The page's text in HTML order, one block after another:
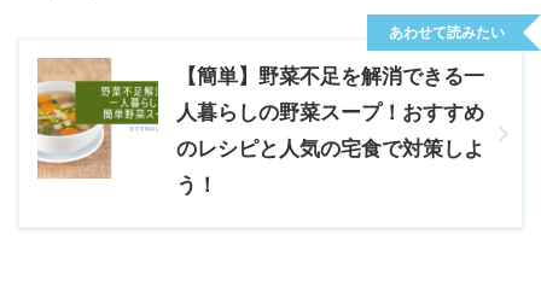
【簡単】野菜不足を解消できる一
人暮らしの野菜スープ！おすすめ
のレシピと人気の宅食で対策しよ
う！
あわせて読みたい